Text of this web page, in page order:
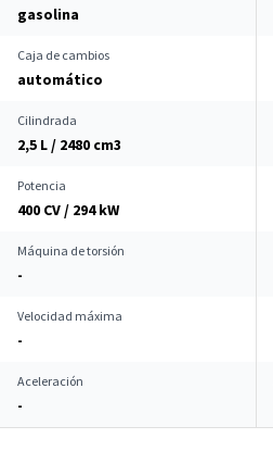
gasolina
Caja de cambios
automático
Cilindrada
2,5 L / 2480 cm3
Potencia
400 CV / 294 kW
Máquina de torsión
-
Velocidad máxima
-
Aceleración
-